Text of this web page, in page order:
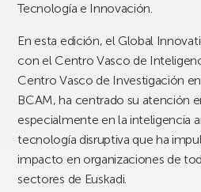
Tecnología e Innovación.
En esta edición, el Global
con el Centro Vasco de
Centro Vasco de Investigación
BCAM, ha centrado su atención
especialmente en la inteligencia
tecnología disruptiva que ha
impacto en organizaciones de
sectores de Euskadi.